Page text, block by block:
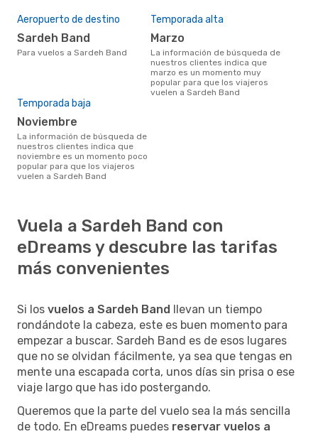
Aeropuerto de destino
Sardeh Band
Para vuelos a Sardeh Band
Temporada alta
marzo
La información de búsqueda de
nuestros clientes indica que
marzo es un momento muy
popular para que los viajeros
vuelen a Sardeh Band
Temporada baja
noviembre
La información de búsqueda de
nuestros clientes indica que
noviembre es un momento poco
popular para que los viajeros
vuelen a Sardeh Band
Vuela a Sardeh Band con
eDreams y descubre las tarifas
más convenientes
Si los vuelos a Sardeh Band llevan un tiempo
rondándote la cabeza, este es buen momento para
empezar a buscar. Sardeh Band es de esos lugares
que no se olvidan fácilmente, ya sea que tengas en
mente una escapada corta, unos días sin prisa o ese
viaje largo que has ido postergando.
Queremos que la parte del vuelo sea la más sencilla
de todo. En eDreams puedes reservar vuelos a